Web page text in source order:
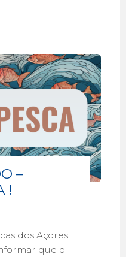
–
!
dos Açores
que o